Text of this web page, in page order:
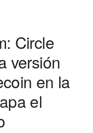
Circle
versión
en la
el